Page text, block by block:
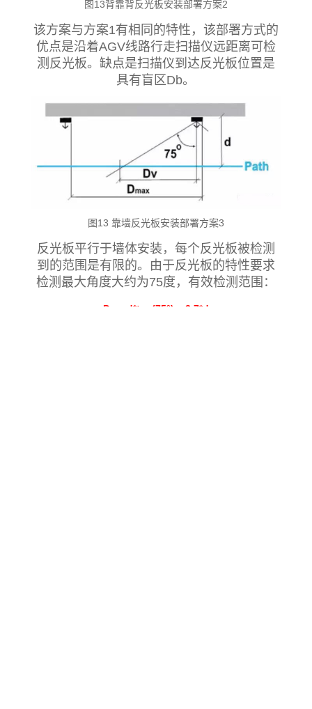
图13背靠背反光板安装部署方案2
该方案与方案1有相同的特性，该部署方式的
优点是沿着AGV线路行走扫描仪远距离可检
测反光板。缺点是扫描仪到达反光板位置是
具有盲区Db。
图13 靠墙反光板安装部署方案3
反光板平行于墙体安装，每个反光板被检测
到的范围是有限的。由于反光板的特性要求
检测最大角度大约为75度，有效检测范围：
Dv = d*tan(75°) = 3.7*d